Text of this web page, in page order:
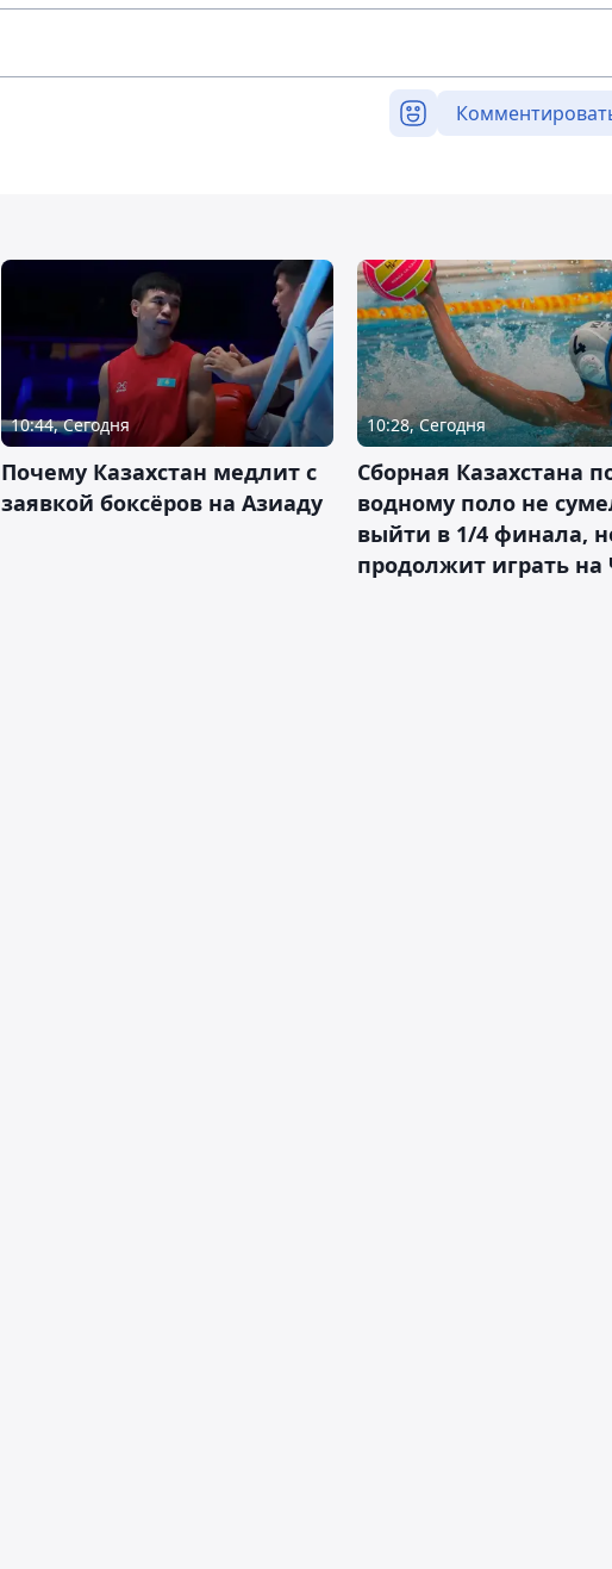
10:44, Сегодня
Почему Казахстан медлит с
заявкой боксёров на Азиаду
10:28, Сегодня
Сборная Казахстана
водному поло не
выйти в 1/4 финала,
продолжит играть